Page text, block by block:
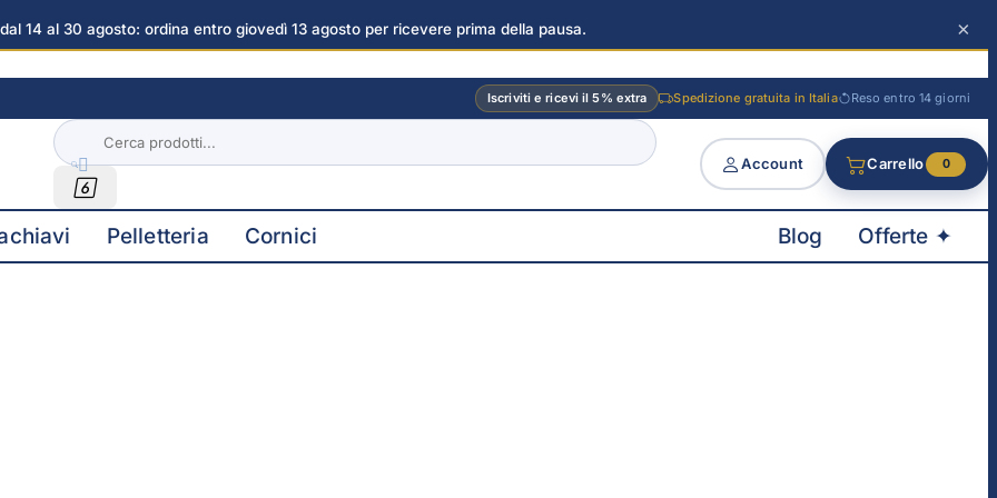
14 al 30 agosto: ordina entro giovedì 13 agosto per ricevere prima della pausa. ×
Iscriviti e ricevi il 5% extra Spedizione gratuita in Italia Reso entro 14 giorni


Account Carrello 0
Pelletteria Cornici Blog Offerte ✦